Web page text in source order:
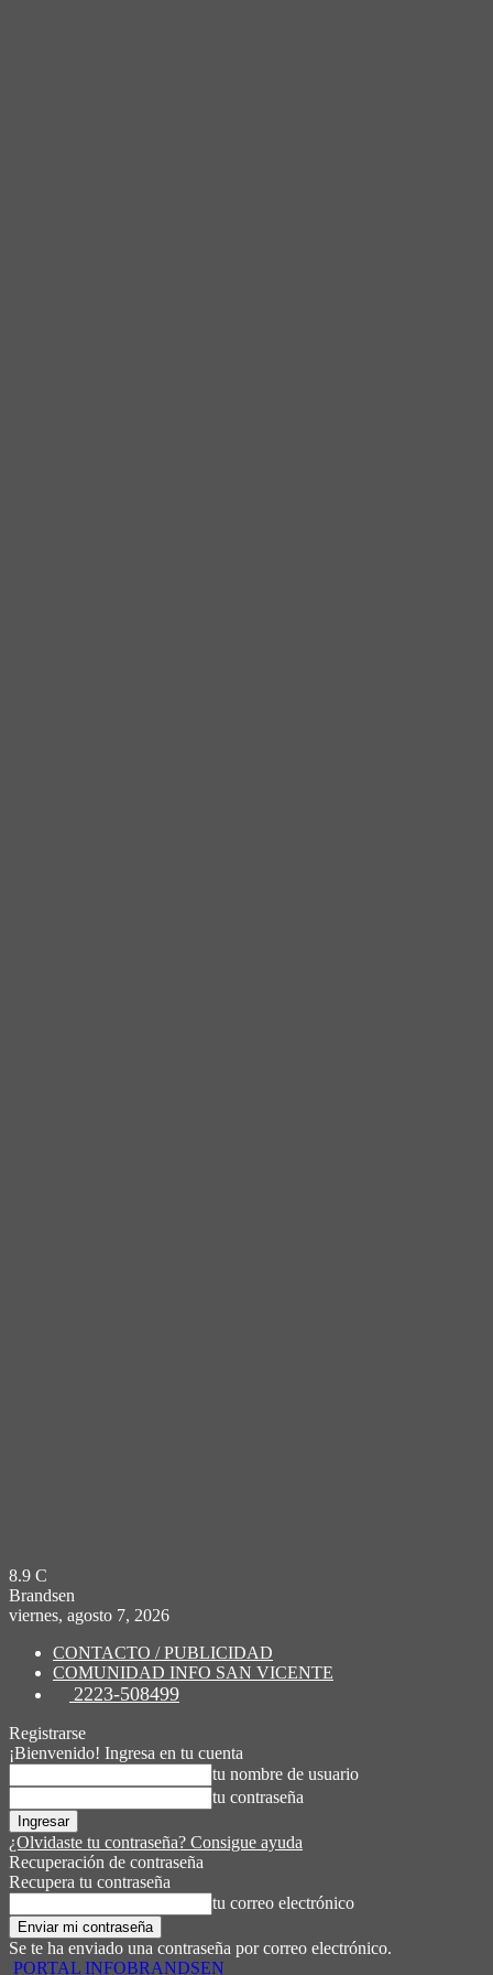
8.9 C
Brandsen
viernes, agosto 7, 2026
CONTACTO / PUBLICIDAD
COMUNIDAD INFO SAN VICENTE
2223-508499
Registrarse
¡Bienvenido! Ingresa en tu cuenta
tu nombre de usuario
tu contraseña
¿Olvidaste tu contraseña? Consigue ayuda
Recuperación de contraseña
Recupera tu contraseña
tu correo electrónico
Se te ha enviado una contraseña por correo electrónico.
PORTAL INFOBRANDSEN